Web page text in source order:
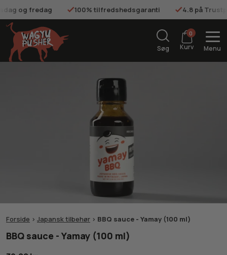
og fredag 100% tilfredshedsgaranti 4.8 på
Søg
0
Kurv Menu
Forside > Japansk tilbehør > BBQ sauce - Yamay (100 ml)
BBQ sauce - Yamay (100 ml)